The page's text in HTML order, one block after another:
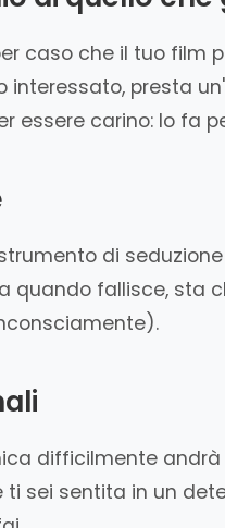
caso che il tuo film
interessato, presta
essere carino: lo
di
quando fallisce, sta
difficilmente
sei sentita in un